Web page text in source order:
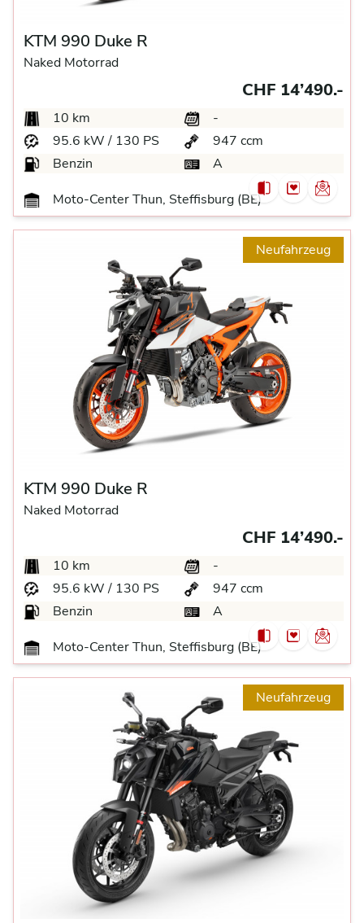
KTM 990 Duke R
Naked Motorrad
CHF 14’490.-
10 km
-
95.6 kW / 130 PS
947 ccm
Benzin
A
Moto-Center Thun, Steffisburg (BE)
Neufahrzeug
KTM 990 Duke R
Naked Motorrad
CHF 14’490.-
10 km
-
95.6 kW / 130 PS
947 ccm
Benzin
A
Moto-Center Thun, Steffisburg (BE)
Neufahrzeug